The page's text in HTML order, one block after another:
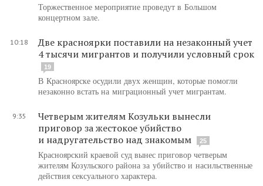
Торжественное мероприятие проведут в Большом
концертном зале.
10:18
Две красноярки поставили на незаконный учет
4 тысячи мигрантов и получили условный срок
19
В Красноярске осудили двух женщин, которые помогли
незаконно встать на миграционный учет мигрантам.
9:35
Четверым жителям Козульки вынесли
приговор за жестокое убийство
и надругательство над знакомым
25
Красноярский краевой суд вынес приговор четверым
жителям Козульского района за убийство и насильственные
действия сексуального характера.